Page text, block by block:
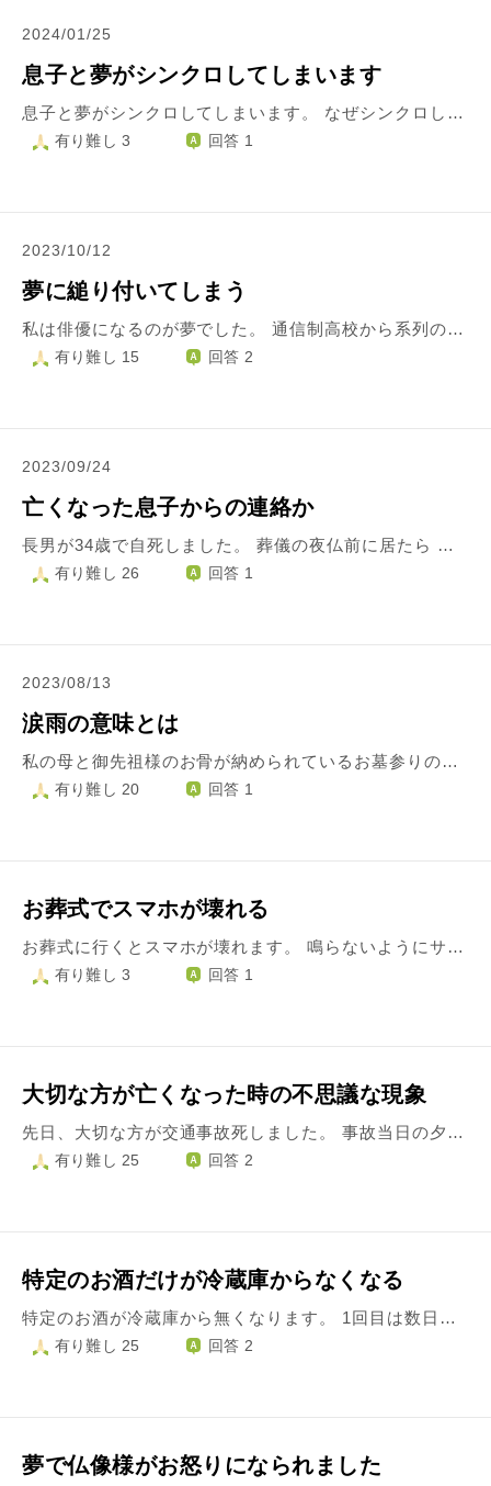
2024/01/25
息子と夢がシンクロしてしまいます
息子と夢がシンクロしてしまいます。 なぜシンクロしてしまうのか、仏教の世界ではどのように捉えるのか教えていただけますと幸いです。 息子は現在２歳半になります。 新生児の頃からたまに私と夢がシンクロすることがありました。 まだしゃべれない赤ちゃんの頃は、私が怖い夢をみていたり助けてほしい夢をみている時は、タイミングよくいつも泣いて起こしてくれました。 又、夫ではない別の男性と仲良くしてる夢のときもよく泣いて起こされました…笑 赤ちゃんの頃は、たまたまいつもタイミングが重なって泣き出してるんだろうと思っていました。 しかし、しゃべれるようになってからは、夢の内容を話すようになったので、同じ夢をみていると感じるようになりました。 先日は、私がお菓子を食べている夢をみていると、「おかしーー！！」と大声で寝言を言っていました。 又、昨日の夢では、知らないお母さんが息子を亡くされて泣いていて、その方のそばで私自身も息子を亡くす想像をして一緒に悲しんでいる夢をみていたら、 「ママー！！」と泣きながら起きたので、怖い夢でもみたの？ときいたら、 「自分、いない…ママ、こわいゆめ」と言いました。おそらくその時も私のみた夢と同じ夢をみていたのだと思います。 こどもを産むまではこんなこと一切ありませんでした。 どうしてシンクロしてしまうのかよくわかりませんし、あまりにも続くのでだんだん怖くなってきました。 このままずっと私の夢をみられてしまうのかとおもうとちょっと不安です… ちなみに、生後5ヶ月になる次男とはシンクロしたことは一回もありません。 一体、長男と私はどのような関係なのでしょうか。こどもの時期ならではのちょっとした霊感？なのでしょうか。 いつかシンクロしなくなるのでしょうか。 なにかお分かりになることがあれば教えていただけますと幸いです。 宜しくお願いします。
有り難し 3 回答 1
2023/10/12
夢に縋り付いてしまう
私は俳優になるのが夢でした。 通信制高校から系列の専門学校に通うつもりでしたが、家が生活保護を受けているので学費の不安や自分でアルバイトなり努力して夢を追うのを躊躇い、就職しました。 それから3年経ち、好きな舞台が出来たことでまた俳優を目指したいと思うようになりました。ですがなんの特技も技術も無いまま20歳を過ぎ、しかもうつ病と診断され毎日生きるのが辛い状態です。 毎日、学生時代に勉強や他の習い事を頑張らなかったこと、諦めずにがむしゃらに夢を追いかけなかったことを後悔しています。 今ではもう新しい世界に入り込むことも怖く、落ち着いた生活を崩してしまうのが恐ろしいです。 また、オーディションに受かっても結局何年もギリギリの生活を続けながら大成するかも分からない夢を追いかけないといけないという現実に怯えてしまいます。 それでも輝かしい世界に憧れて縋り付いてしまう自分がどうしようもなくて、成功した人たちを羨ましく思う自分が大嫌いです。 このままだと自分の支えになってる好きな舞台まで見れなくなりそうで怖くて、この先死ぬまで夢を叶えられなかった私を抱えて生きないといけないのが辛いです。 どうしたらキッパリ夢を諦められるのでしょうか。
有り難し 15 回答 2
2023/09/24
亡くなった息子からの連絡か
長男が34歳で自死しました。 葬儀の夜仏前に居たら 謎の写真が私のスマホの中に10枚ほど保存されていました。後で気づき、時間を確かめるとその頃なんです。 鮮やかな、赤 紫 黄色の 肌の上に絵の具を流したような、腸内フローラの絵のようなです。 不思議で仕方なく、悲しむ私への息子のメッセージなのか、先生のお言葉いただきたいのです。
有り難し 26 回答 1
2023/08/13
涙雨の意味とは
私の母と御先祖様のお骨が納められているお墓参りの後、帰ろうと車に乗る間際に毎年必ずといっていい程、涙雨が降ります。 また、以前母の納骨の際には、お経をあげていただくはずのお坊さんが遅刻をして2～3時間滞在時間が長くなったりしたことがありました。 私の親族が「お母さんがまだ私たちに 帰らないでと引き留めているのかもしれないね。」と言っていました。 その他、別の年にはお墓の掃除中に雨が降っていたのにお坊さんにお経をあげていただいている間にフと空をみると私たちのお墓の真上だけぽっかり雲がなく日の光が差していたということもありました。なんともいえない不思議な出来事でした。 涙雨のことも親族と「どんな意味があるのかねぇ。なにか伝えたいのかなぁ。」と話しています。 「意味などないのでは？たまたまだよ」と思う方もいると思いますが、何かこのことについて回答いただければと思います。よろしくお願いします。
有り難し 20 回答 1
お葬式でスマホが壊れる
お葬式に行くとスマホが壊れます。 鳴らないようにサイレントモードか機内モードにしていました。 これまでに数回、自分の親族や自分の先輩など、お葬式に参列したことがあります。 不思議なことに、自分のスマホが壊れます。 急に音楽とかナビの案内声が鳴り出して、画面は暗いままで音が止まらない・・ようなことが起こります。 そして、スマホはそのまま使えなくなり、買い替えるという流れになります。 お葬式という場面で、不具合というか同じことが起こるのでモヤモヤします。 持っていかないのが安全なのかなとも考えています。 このようなことは偶然なのでしょうか？
有り難し 3 回答 1
大切な方が亡くなった時の不思議な現象
先日、大切な方が交通事故死しました。 事故当日の夕方から私は高熱(40度)を発生し寝込んでいました。 その相手に今こんな状態ですとLINEでメールしたら、とにかく温かくして寝てくださいとメール有りました。 うんわかったと返信し、それが最後のやり取りでした。 その後も私は熱が引かない状態で何か意味不明な輪ゴム見たいな物がいっぱいあってそれを一生懸命にかき分けている自分の夢を見ていたのです。 私がそんな状態で相手の方が夜中の23時に事故に合い2時間後に亡くなりました。 このような体験は単なる偶然だったのでしょうか？ それともこれは何かをお互いに伝えたい意思の現れだったのでしょうか？ また私から、例えば帰りの道中運転気をつけてねとか、ちょっと車止めて深呼吸してとか、そう言う一声が有ったら相手の方は助かったのではないかとか? 人は生まれてからいつかは死を迎えます。 相手が亡くなったのは、その人の命の寿命を迎えたのでしょうか？
有り難し 25 回答 2
特定のお酒だけが冷蔵庫からなくなる
特定のお酒が冷蔵庫から無くなります。 1回目は数日前のこと。 お酒を買う本数は決まっているのですが、3本買ったうちの1本のみ冷蔵庫から忽然と姿を消しました。 レシートにはきちんと3本購入したことが書いてあります。 冷蔵庫の中を探しても、周りを探しても、いくら探しても見つかりません。 ですが、もしかしたらスーパーで購入後、家に帰るまでに落としてしまったのかもしれない、など話して何となく腑に落ちないもののその日は終わりました。 そして今日、またしてもお酒が消えたのです。 今日も3本買ったうちの1本のみ。 同じことがまたしても起こり、流石に気味が悪いと感じています。 今日は買い物から帰ってきてから、冷蔵庫のある部屋に長時間 誰も居ない時間がありませんでした。 なので、第三者が侵入して盗っていったということは無いかと思います。 （そもそもお酒1本を盗むというのもおかしな話です） 今回もレシートを確認しましたが、やっぱりきちんと3本買っているのです。 家族は全員、お酒を飲み（買い）ますがそれぞれ好みが違い、被害に遭うのは母のお酒のみです。私のお酒に至っては飲まずに何週間も冷蔵庫に入れているものもありますが、消えずにそのまま。 他のお酒はもちろん、食べ物、金銭、ほか盗られてるものはありません。 特定のお酒1本、それだけです。 自分含め、他の家族も絶対にやっていない、といいます。 母親自身が無意識のうちに飲んでしまっている、というのも考えられません。（その場合、他の家族が確実に目撃しているはずなので） 一体、この現象は何なんでしょうか。 見えない何かによる行為の可能性はありますか？ あまりにも、不思議で怖いです。 こんなことが今後も続くかもしれないと思うと、気が狂いそうな気持ちです。
有り難し 25 回答 2
夢で仏像様がお怒りになられました